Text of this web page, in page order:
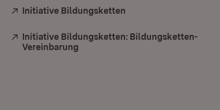
Extern:
Initiative Bildungsketten
Extern:
Initiative Bildungsketten: Bildungsketten-
Vereinbarung